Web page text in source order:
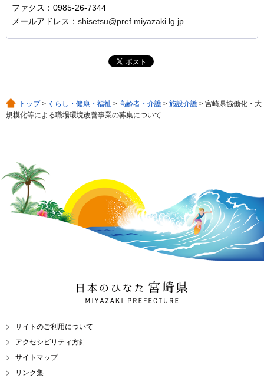
ファクス：0985-26-7344
メールアドレス： shisetsu@pref.miyazaki.lg.jp
トップ> くらし・健康・福祉 > 高齢者・介護 > 施設介護 > 宮崎県協働化・大
規模化等による職場環境改善事業の募集について
日本のひなた 宮崎県
MIYAZAKI PREFECTURE
サイトのご利用について
アクセシビリティ方針
サイトマップ
リンク集